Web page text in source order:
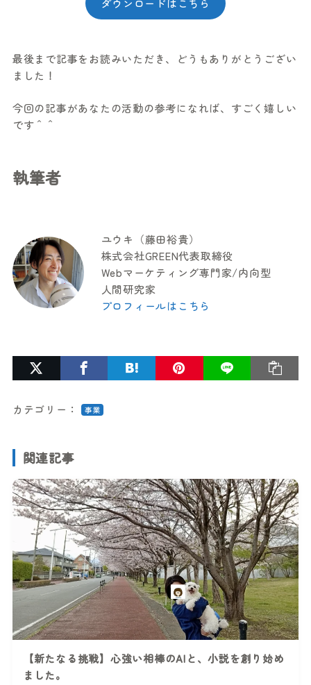
ダウンロードはこちら
最後まで記事をお読みいただき、どうもありがとうござい
ました！
今回の記事があなたの活動の参考になれば、すごく嬉しい
です＾＾
執筆者
ユウキ（藤田裕貴）
株式会社GREEN代表取締役
Webマーケティング専門家/内向型
人間研究家
プロフィールはこちら
カテゴリー： 事業
関連記事
【新たなる挑戦】心強い相棒のAIと、小説を創り始め
ました。